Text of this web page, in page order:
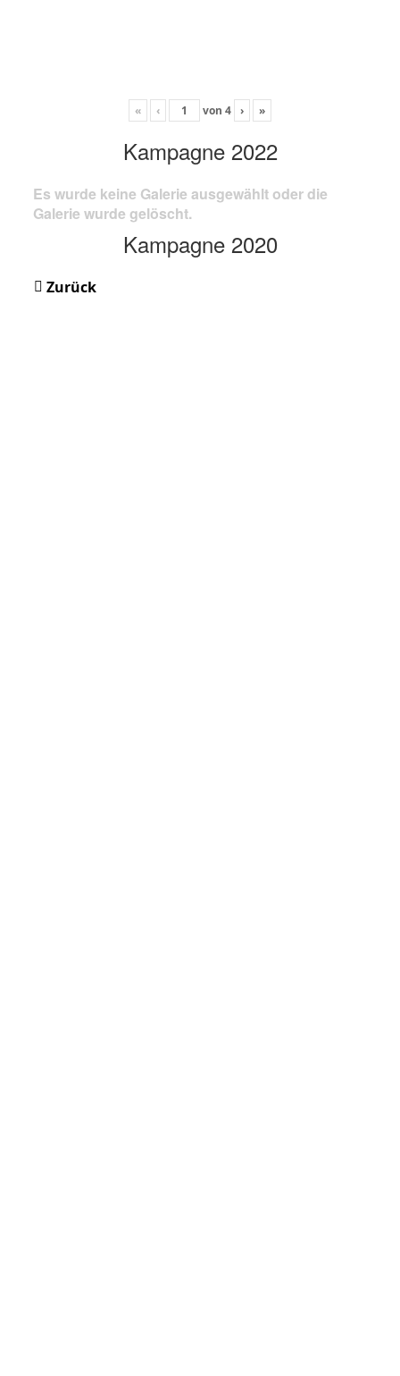
« ‹ von 4 › »
Kampagne 2022
Es wurde keine Galerie ausgewählt oder die
Galerie wurde gelöscht.
Kampagne 2020
Zurück